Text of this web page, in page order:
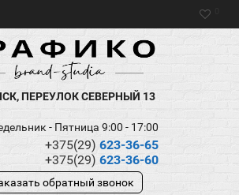
ПЕРЕУЛОК СЕВЕРНЫЙ 13
- Пятница 9:00 - 17:00
+375(29) 623-36-65
+375(29) 623-36-60
обратный звонок